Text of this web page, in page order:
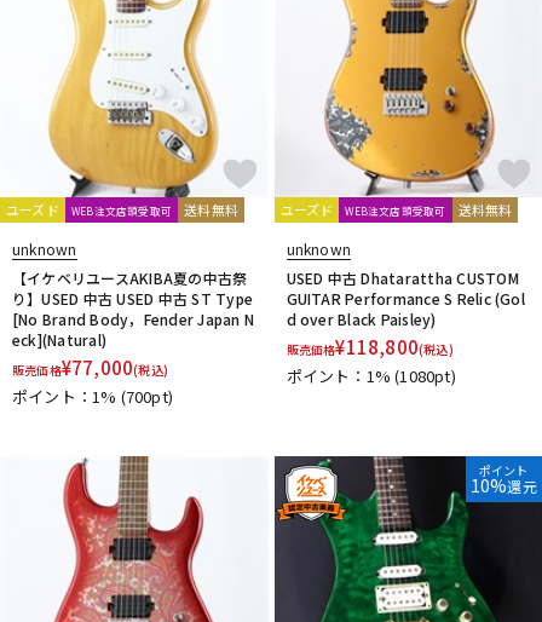
ヴィンテージ
ユーズド WEB注文店頭受取可 送料無料
unknown
【イケベリユースAKIBA夏の中古祭
り】USED 中古 USED 中古 ST Type
[No Brand Body，Fender Japan N
eck](Natural)
販売価格¥77,000(税込)
ポイント：1% (700pt)
ユーズド WEB注文店頭受取可 送料無料
unknown
USED 中古 Dhatarattha CUSTOM
GUITAR Performance S Relic (Gol
d over Black Paisley)
販売価格¥118,800(税込)
ポイント：1%(1080pt)
ポイント
10%還元